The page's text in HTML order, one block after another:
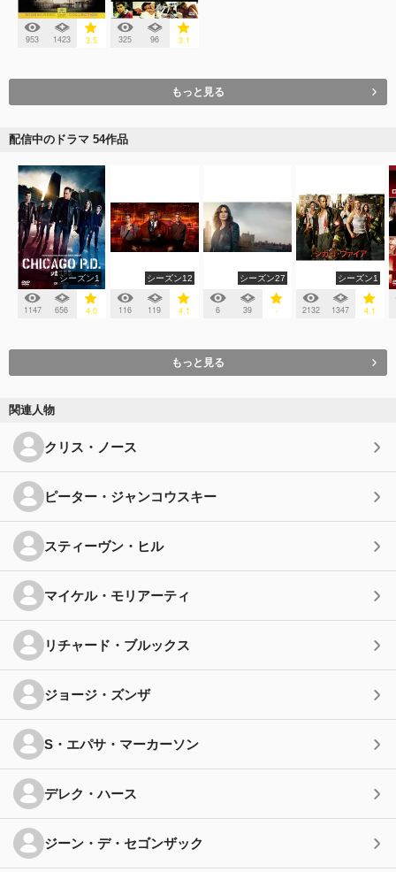
953 1423 3.5 325 96 3.1
もっと見る
配信中のドラマ 54作品
シーズン1
1147 656 4.0
シーズン12
116 119 4.1
シーズン27
6 39 -
シーズン1
2132 1347 4.1
もっと見る
関連人物
クリス・ノース
ピーター・ジャンコウスキー
スティーヴン・ヒル
マイケル・モリアーティ
リチャード・ブルックス
ジョージ・ズンザ
S・エパサ・マーカーソン
デレク・ハース
ジーン・デ・セゴンザック